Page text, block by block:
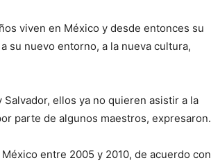
viven en México y desde entonces su
su nuevo entorno, a la nueva cultura,
ellos ya no quieren asistir a la
parte de algunos maestros, expresaron.
entre 2005 y 2010, de acuerdo con